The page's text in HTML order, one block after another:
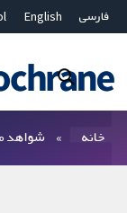
فارسی English
Bahasa Malaysia
خانه شواهد